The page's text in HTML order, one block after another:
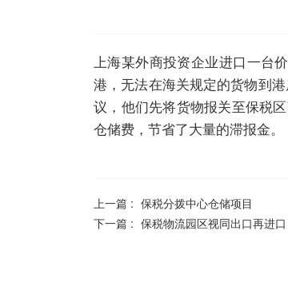
上海某外商投资企业进口一台
港，无法在海关规定的货物到
议，他们先将货物报关至保税
仓储费，节省了大量的滞报金。
上一篇 : 保税分拨中心仓储项目
下一篇 : 保税物流园区视同出口再进口